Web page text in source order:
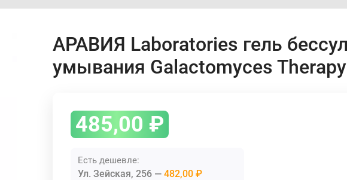
АРАВИЯ Laboratories гель
умывания Galactomyces
485,00 ₽
Есть дешевле:
Ул. Зейская, 256 482,00 ₽